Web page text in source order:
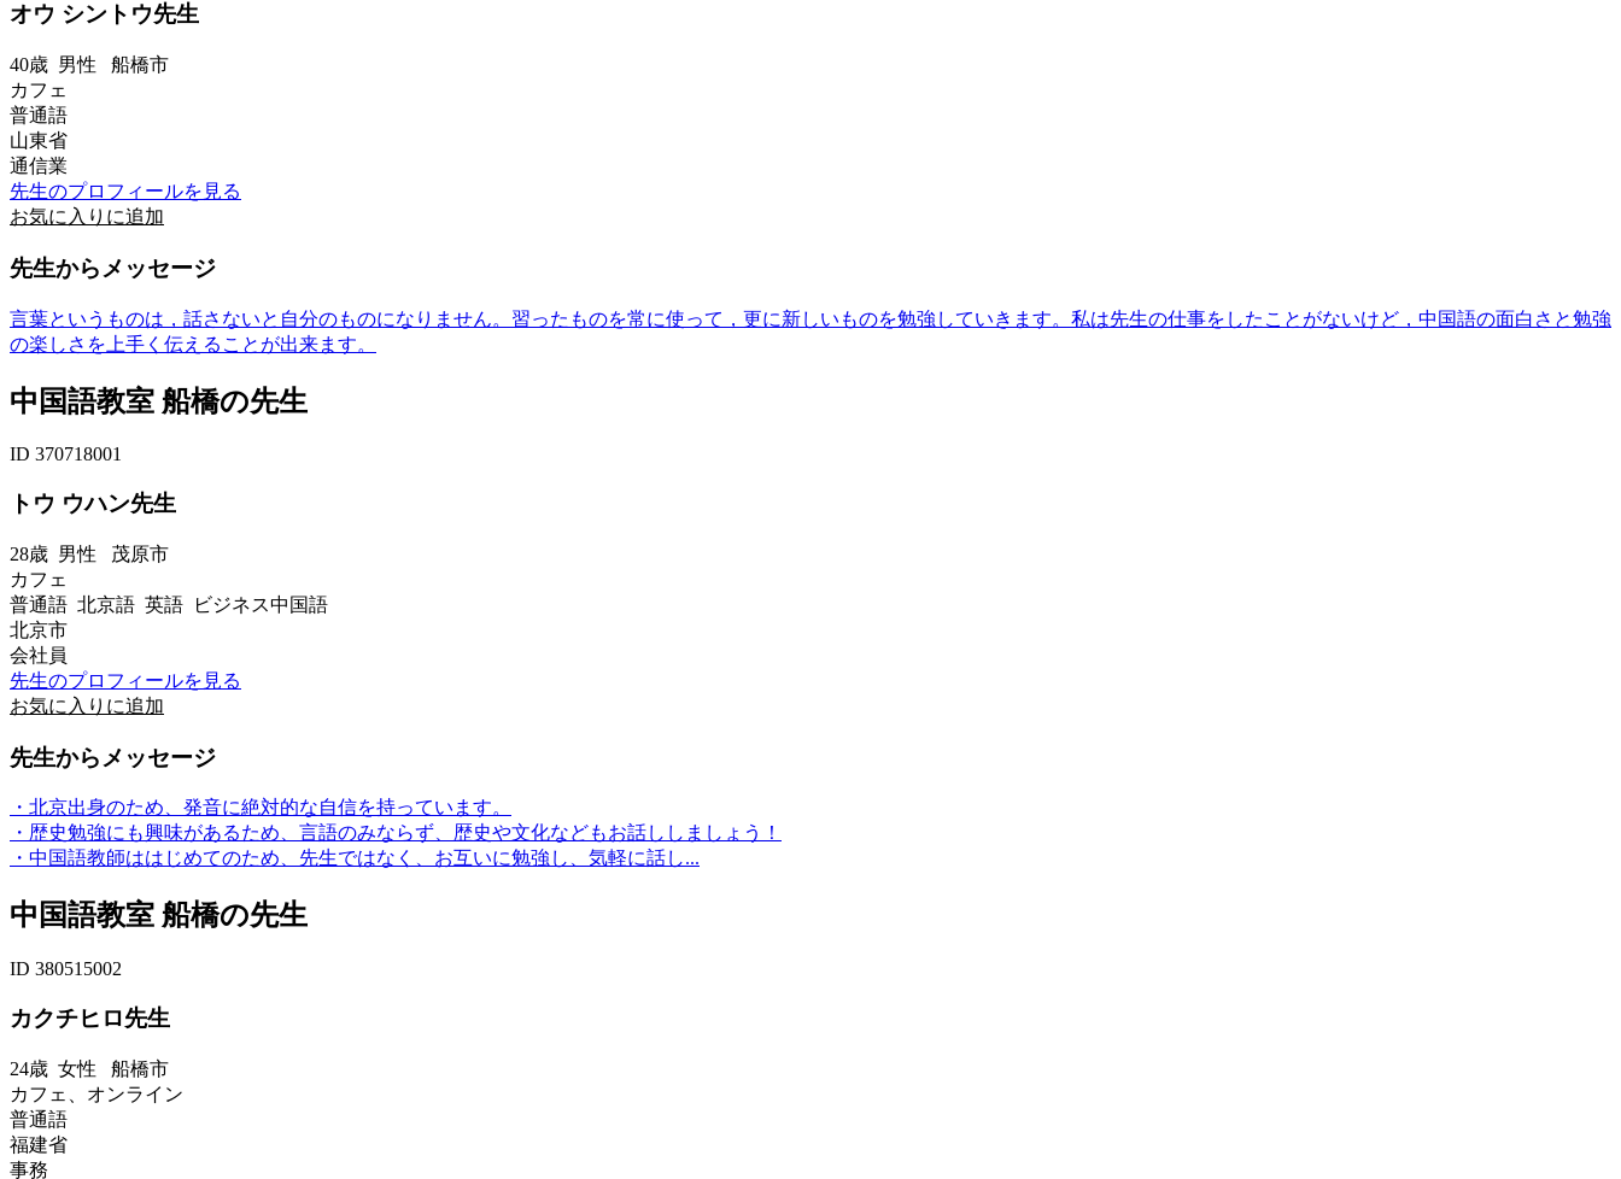
オウ シントウ先生
40歳 男性 船橋市
カフェ
普通語
山東省
通信業
先生のプロフィールを見る
お気に入りに追加
先生からメッセージ
言葉というものは，話さないと自分のものになりません。習ったものを常に使って，更に新しいものを勉強していきます。私は先生の仕事をしたことがないけど，中国語の面白さと勉強
の楽しさを上手く伝えることが出来ます。
中国語教室 船橋の先生
ID 370718001
トウ ウハン先生
28歳 男性 茂原市
カフェ
普通語 北京語 英語 ビジネス中国語
北京市
会社員
先生のプロフィールを見る
お気に入りに追加
先生からメッセージ
・北京出身のため、発音に絶対的な自信を持っています。
・歴史勉強にも興味があるため、言語のみならず、歴史や文化などもお話ししましょう！
・中国語教師ははじめてのため、先生ではなく、お互いに勉強し、気軽に話し...
中国語教室 船橋の先生
ID 380515002
カクチヒロ先生
24歳 女性 船橋市
カフェ、オンライン
普通語
福建省
事務